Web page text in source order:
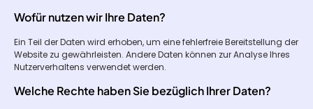
Wofür nutzen wir Ihre Daten?
Ein Teil der Daten wird erhoben, um eine fehlerfreie Bereitstellung der
Website zu gewährleisten. Andere Daten können zur Analyse Ihres
Nutzerverhaltens verwendet werden.
Welche Rechte haben Sie bezüglich Ihrer Daten?